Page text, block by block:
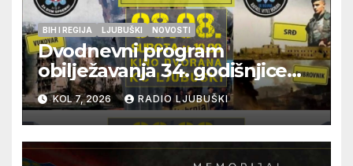
BIH I REGIJA LJUBUŠKI NOVOSTI
Dvodnevni program
obilježavanja 34. godišnjice
pogibije generala Blaža
Kraljevića i osmorice
pripadnika HOS-a
KOL 7, 2026 RADIO LJUBUŠKI